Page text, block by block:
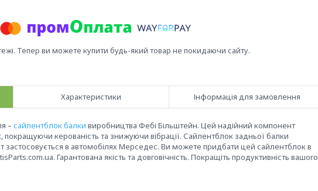
Тепер ви можете купити будь-який товар не покидаючи сайту.
Характеристики Інформація для замовлення
– сайлентблок балки виробництва Фебі Більштейн. Цей надійний компонент
керованість та знижуючи вібрації. Сайлентблок задньої балки
застосовується в автомобілях Мерседес. Ви можете придбати цей сайлентблок в
Гарантована якість та довговічність. Покращіть продуктивність вашого